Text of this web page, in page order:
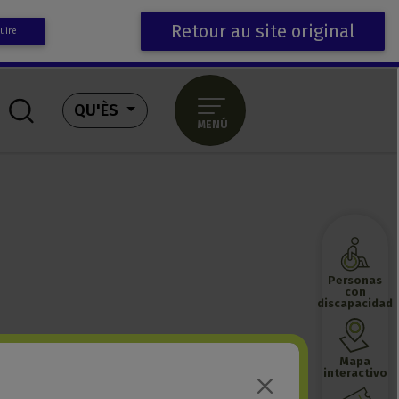
Retour au site original